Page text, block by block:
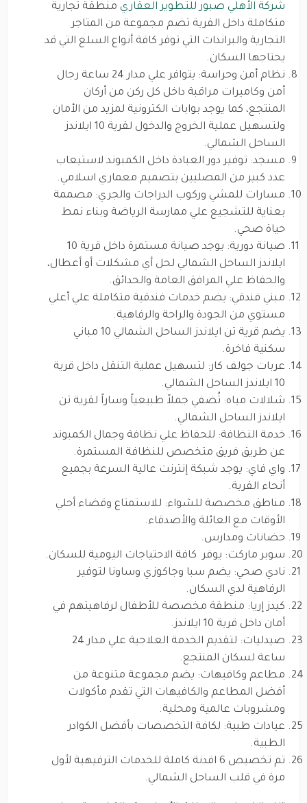
شركة الأهلي صبور للتطوير العقاري منطقة تجارية
متكاملة داخل القرية تضم مجموعة من المتاجر
التجارية والبراندات التي توفر كافة أنواع السلع التي قد
يحتاجها السكان.
نظام أمن وحراسة: يتوافر علي مدار 24 ساعة رجال
أمن وكاميرات مراقبة داخل كل ركن من أركان
المنتجع، كما يوجد بوابات الكترونية لمزيد من الأمان
ولتسهيل عملية الخروج والدخول لقرية 10 ايلاندز
الساحل الشمالي.
مسجد: توفير دور العبادة داخل الكمبوند لاستيعاب
عدد كبير من المصليين بتصميم معماري اسلامي.
مسارات للمشي وركوب الدراجات والجري: مصممة
بعناية للتشجيع علي ممارسة الرياضة وبناء نمط
حياة صحي.
صيانة دورية: يوجد صيانة مستمرة داخل قرية 10
ايلاندز الساحل الشمالي لحل أي مشكلات أو أعطال،
والحفاظ علي المرافق العامة والحدائق.
مبني فندقي: يضم خدمات فندقية متكاملة علي أعلي
مستوي من الجودة والراحة والرفاهية.
يضم قرية تن ايلاندز الساحل الشمالي 10 مباني
سكنية فاخرة.
عربات جولف كار: لتسهيل عملية التنقل داخل قرية
10 ايلاندز الساحل الشمالي.
شلالات مياه: تُضفي جملاً طبيعياً وساراً لقرية تن
ايلاندز الساحل الشمالي.
خدمة النظافة: للحفاظ علي نظافة وجمال الكمبوند
عن طريق فريق متخصص للنظافة المستمرة.
واي فاي: يوجد شبكة إنترنت عالية السرعة بجميع
أنحاء القرية.
مناطق مخصصة للشواء: للاستمتاع وقضاء أحلي
الأوقات مع العائلة والأصدقاء.
حضانات ومدارس.
سوبر ماركت: يوفر كافة الاحتياجات اليومية للسكان.
نادي صحي: يضم سبا وجاكوزي وساونا لتوفير
الرفاهية لدي السكان.
كيدز إريا: منطقة مخصصة للأطفال لرفاهيتهم في
أمان داخل قرية 10 ايلاندز.
صيدليات: لتقديم الخدمة العلاجية علي مدار 24
ساعة لسكان المنتجع.
مطاعم وكافيهات: يضم مجموعة متنوعة من
أفضل المطاعم والكافيهات التي تقدم مأكولات
ومشروبات عالمية ومحلية.
عيادات طبية: لكافة التخصصات بأفضل الكوادر
الطبية.
تم تخصيص 6 افدنة كاملة للخدمات الترفيهية لأول
مرة في قلب الساحل الشمالي.